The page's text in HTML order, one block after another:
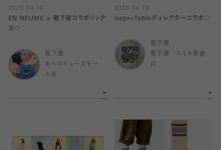
2026.04.10
EN NEUME × 靴下屋コラボソック
ス🤍
靴下屋
あべのキューズモー
ル店
2026.04.10
nugu×Tabioディレクターコラボ♡
靴下屋
靴下屋 ルミネ新宿
店